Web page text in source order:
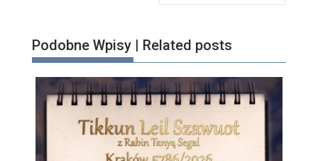
Podobne Wpisy | Related posts